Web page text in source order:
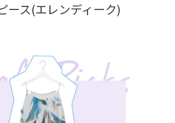
ース(エレンディーク)